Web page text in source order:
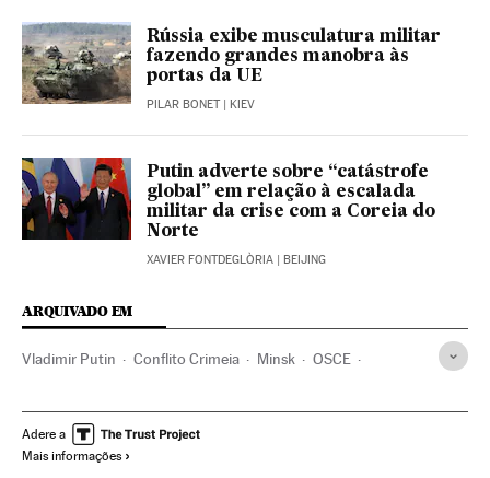
Rússia exibe musculatura militar
fazendo grandes manobra às
portas da UE
PILAR BONET| KIEV
Putin adverte sobre “catástrofe
global” em relação à escalada
militar da crise com a Coreia do
Norte
XAVIER FONTDEGLÒRIA | BEIJING
ARQUIVADO EM
Vladimir Putin Conflito Crimeia Minsk OSCE
Rússia Ucrânia Europa Leste
Processo paz
Adere a
Mais informações